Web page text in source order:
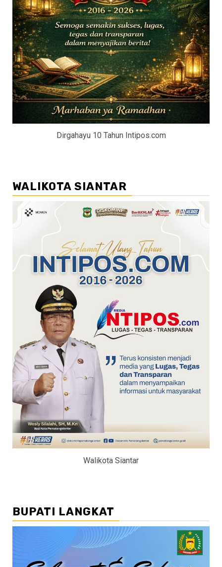
Dirgahayu 10 Tahun Intipos.com
WALIKOTA SIANTAR
Walikota Siantar
BUPATI LANGKAT